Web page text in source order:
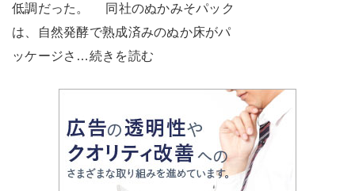
低調だった。 同社のぬかみそパック
は、自然発酵で熟成済みのぬか床がパ
ッケージさ…続きを読む